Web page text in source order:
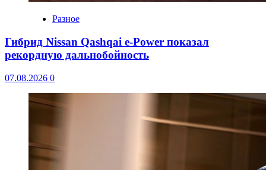
Разное
Гибрид Nissan Qashqai e-Power показал
рекордную дальнобойность
07.08.2026 0